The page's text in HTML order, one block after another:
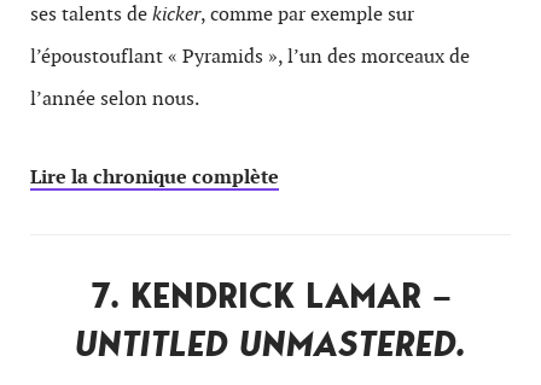
ses talents dekicker, comme par exemple sur
l’époustouflant « Pyramids », l’un des morceaux de
l’année selon nous.
Lire la chronique complète
7. KENDRICK LAMAR –
UNTITLED UNMASTERED.